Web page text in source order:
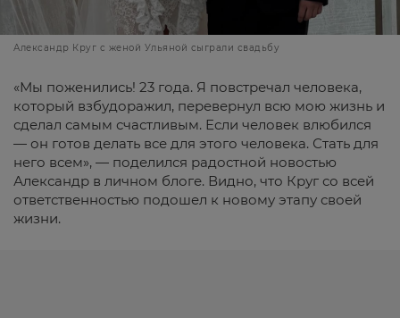
Александр Круг с женой Ульяной сыграли свадьбу
«Мы поженились! 23 года. Я повстречал человека,
который взбудоражил, перевернул всю мою жизнь и
сделал самым счастливым. Если человек влюбился
— он готов делать все для этого человека. Стать для
него всем», — поделился радостной новостью
Александр в личном блоге. Видно, что Круг со всей
ответственностью подошел к новому этапу своей
жизни.